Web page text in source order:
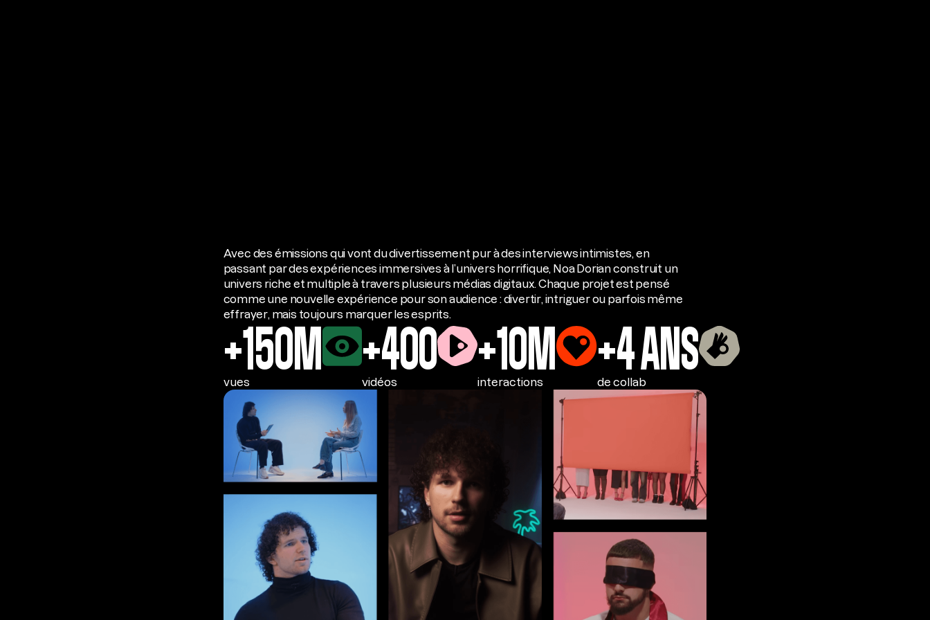
Avec des émissions qui vont du divertissement pur à des interviews intimistes, en
passant par des expériences immersives à l’univers horrifique, Noa Dorian construit un
univers riche et multiple à travers plusieurs médias digitaux. Chaque projet est pensé
comme une nouvelle expérience pour son audience : divertir, intriguer ou parfois même
effrayer, mais toujours marquer les esprits.
+150M
vues +400
vidéos +10M
interactions +4 ANS
de collab